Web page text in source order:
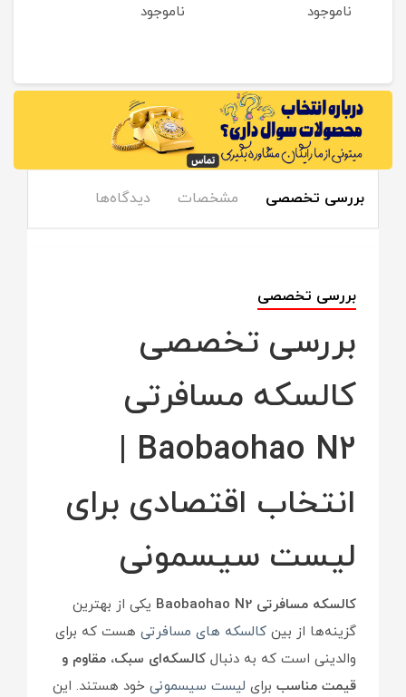
ناموجود ناموجود
بررسی تخصصی مشخصات دیدگاه‌ها
بررسی تخصصی
بررسی تخصصی
کالسکه مسافرتی
Baobaohao N2 |
انتخاب اقتصادی برای
لیست سیسمونی
کالسکه مسافرتی Baobaohao N2
یکی از بهترین
گزینه‌ها از بین کالسکه های مسافرتی هست که برای
والدینی است که به دنبال کالسکه‌ای سبک، مقاوم و
قیمت مناسب برای لیست سیسمونی خود هستند. این